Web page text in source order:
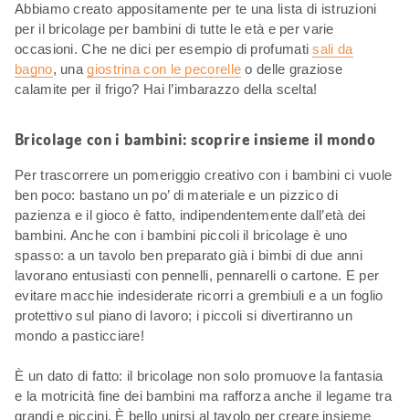
Abbiamo creato appositamente per te una lista di istruzioni
per il bricolage per bambini di tutte le età e per varie
occasioni. Che ne dici per esempio di profumatisali da
bagno, unagiostrina con le pecorelle o delle graziose
calamite per il frigo? Hai l’imbarazzo della scelta!
Bricolage con i bambini: scoprire insieme il mondo
Per trascorrere un pomeriggio creativo con i bambini ci vuole
ben poco: bastano un po’ di materiale e un pizzico di
pazienza e il gioco è fatto, indipendentemente dall’età dei
bambini. Anche con i bambini piccoli il bricolage è uno
spasso: a un tavolo ben preparato già i bimbi di due anni
lavorano entusiasti con pennelli, pennarelli o cartone. E per
evitare macchie indesiderate ricorri a grembiuli e a un foglio
protettivo sul piano di lavoro; i piccoli si divertiranno un
mondo a pasticciare!
È un dato di fatto: il bricolage non solo promuove la fantasia
e la motricità fine dei bambini ma rafforza anche il legame tra
grandi e piccini. È bello unirsi al tavolo per creare insieme